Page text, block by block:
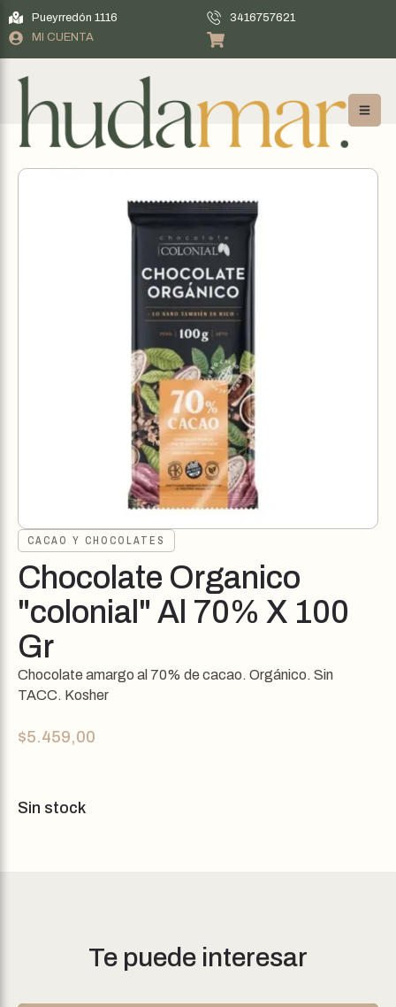
Pueyrredón 1116
3416757621
MI CUENTA
CACAO Y CHOCOLATES
Chocolate Organico
"colonial" Al 70% X 100
Gr
Chocolate amargo al 70% de cacao. Orgánico. Sin
TACC. Kosher
$5.459,00
Sin stock
Te puede interesar